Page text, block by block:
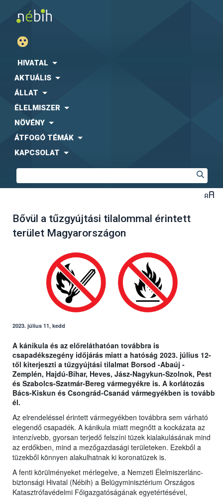
HIVATAL
AKTUÁLIS
ÁLLAT
ÉLELMISZER
NÖVÉNY
ÁTFOGÓ TÉMÁK
KAPCSOLAT
Bővül a tűzgyújtási tilalommal érintett
terület Magyarországon
2023. július 11, kedd
A kánikula és az előreláthatóan továbbra is
csapadékszegény időjárás miatt a hatóság 2023. július 12-
től kiterjeszti a tűzgyújtási tilalmat Borsod -Abaúj -
Zemplén, Hajdú-Bihar, Heves, Jász-Nagykun-Szolnok, Pest
és Szabolcs-Szatmár-Bereg vármegyékre is. A korlátozás
Bács-Kiskun és Csongrád-Csanád vármegyékben is tovább
él.
Az elrendeléssel érintett vármegyékben továbbra sem várható
elegendő csapadék. A kánikula miatt megnőtt a kockázata az
intenzívebb, gyorsan terjedő felszíni tüzek kialakulásának mind
az erdőkben, mind a mezőgazdasági területeken. Ezekből a
tüzekből könnyen alakulhatnak ki koronatüzek is.
A fenti körülményeket mérlegelve, a Nemzeti Élelmiszerlánc-
biztonsági Hivatal (Nébih) a Belügyminisztérium Országos
Katasztrófavédelmi Főigazgatóságának egyetértésével,